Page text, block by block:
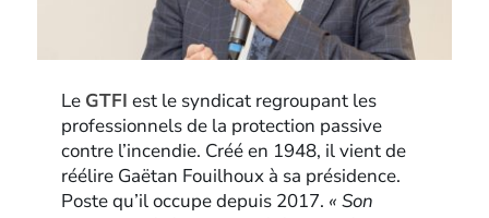
Le GTFI est le syndicat regroupant les
professionnels de la protection passive
contre l’incendie. Créé en 1948, il vient de
réélire Gaëtan Fouilhoux à sa présidence.
Poste qu’il occupe depuis 2017. « Son